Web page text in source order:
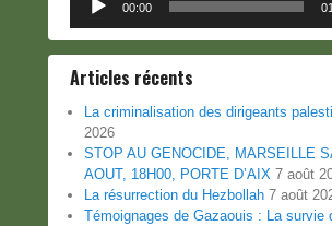
00:00
Articles récents
La criminalisation des dirigeants
2026
STOP AU GENOCIDE, MARSEILLE
AOUT, 18H00, PORTE D’AIX 7 août
La résurrection du Hezbollah 7 août
Témoignages de Gazaouis : La survie